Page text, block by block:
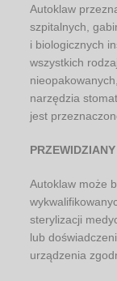
Autoklaw
szpitalnych,
i biologicznych
wszystkich
narzędzia
jest
Autoklaw może
sterylizacji
lub
urządzenia